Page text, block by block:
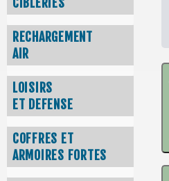
RECHARGEMENT
AIR
LOISIRS
ET DEFENSE
COFFRES ET
ARMOIRES FORTES